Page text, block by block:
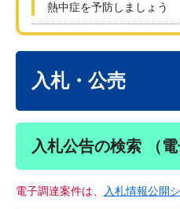
熱中症を予防しましょう
入札・公売
入札公告の検索 （電
電子調達案件は、 入札情報公開